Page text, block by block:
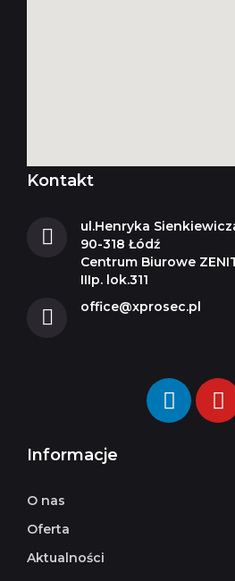
Kontakt
ul.Henryka
90-318 Łódź
Centrum Biurowe
IIIp. lok.311
office@xprosec.pl
Informacje
O nas
Oferta
Aktualności